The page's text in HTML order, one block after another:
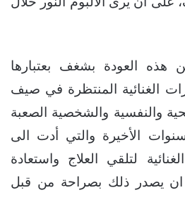
هذه العودة بشغف بعتبارها
الغنائية المنتظرة في صيف
والنفسية والشخصية الصعبة
الأخيرة والتي أدت الى
لتلقي العلاج واستعادة
ان يصدر ذلك بصراحة من قبل